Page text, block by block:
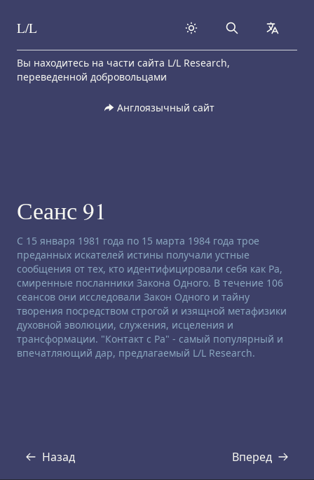
Skip to content
L/L Search
Вы находитесь на части сайта L/L Research,
переведенной добровольцами
Англоязычный сайт
Сеанс 91
Заявление об отказе от ответственности:
С 15 января 1981 года по 15 марта 1984 года трое
преданных искателей истины получали устные
сообщения от тех, кто идентифицировали себя как Ра,
смиренные посланники Закона Одного. В течение 106
сеансов они исследовали Закон Одного и тайну
творения посредством строгой и изящной метафизики
духовной эволюции, служения, исцеления и
трансформации. "Контакт с Ра" - самый популярный и
впечатляющий дар, предлагаемый L/L Research.
Назад
Стенограмма Вперед
Стенограмма